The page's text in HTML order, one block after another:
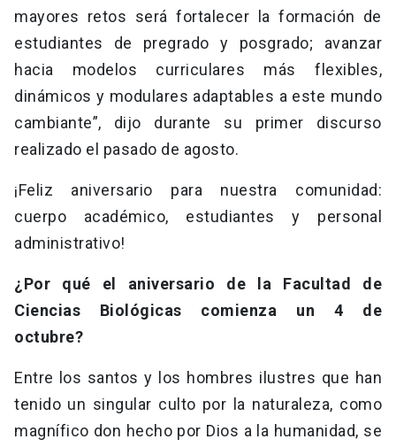
mayores retos será fortalecer la formación de
estudiantes de pregrado y posgrado; avanzar
hacia modelos curriculares más flexibles,
dinámicos y modulares adaptables a este mundo
cambiante”, dijo durante su primer discurso
realizado el pasado de agosto.
¡Feliz aniversario para nuestra comunidad:
cuerpo académico, estudiantes y personal
administrativo!
¿Por qué el aniversario de la Facultad de
Ciencias Biológicas comienza un 4 de
octubre?
Entre los santos y los hombres ilustres que han
tenido un singular culto por la naturaleza, como
magnífico don hecho por Dios a la humanidad, se